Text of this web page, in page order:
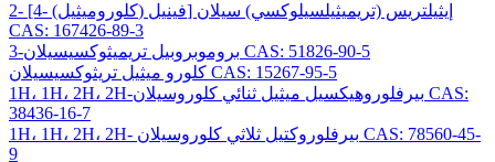
2- [4- (كلوروميثيل) فينيل] إيثيلتريس (تريميثيلسيلوكسي) سيلان
CAS: 167426-89-3
3-بروموبروبيل تريميثوكسيسيلان CAS: 51826-90-5
كلورو ميثيل تريثوكسيسيلان CAS: 15267-95-5
1H، 1H، 2H، 2H-بيرفلوروهيكسيل ميثيل ثنائي كلوروسيلان CAS:
38436-16-7
1H، 1H، 2H، 2H- بيرفلوروكتيل ثلاثي كلوروسيلان CAS: 78560-45-
9